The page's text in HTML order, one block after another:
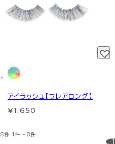
アイラッシュ【フレアロング】
¥1,650
8件 1件～8件
1